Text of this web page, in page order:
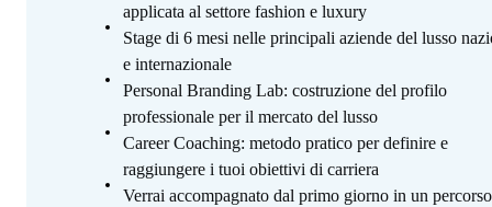
applicata al settore fashion e luxury
Stage di 6 mesi nelle principali aziende del lusso
e internazionale
Personal Branding Lab: costruzione del profilo
professionale per il mercato del lusso
Career Coaching: metodo pratico per definire e
raggiungere i tuoi obiettivi di carriera
Verrai accompagnato dal primo giorno in un percorso